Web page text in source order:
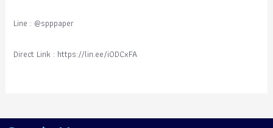
Line : @spppaper
Direct Link : https://lin.ee/i0DCxFA